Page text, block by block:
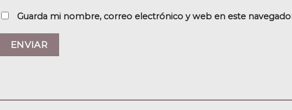
Guarda mi nombre, correo electrónico y web en este